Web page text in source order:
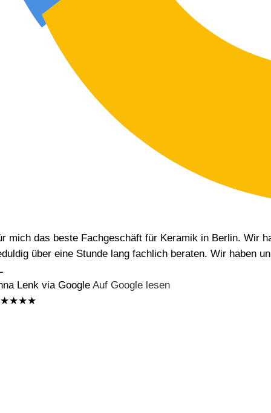
mich das beste Fachgeschäft für Keramik in Berlin. Wir
über eine Stunde lang fachlich beraten. Wir haben
Lenk via Google Auf Google lesen